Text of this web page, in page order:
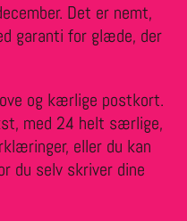
Det er nemt,
garanti for glæde, der
og kærlige postkort.
med 24 helt særlige,
eller du kan
du selv skriver dine